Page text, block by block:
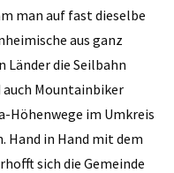
man auf fast dieselbe
aus ganz
Länder die Seilbahn
auch Mountainbiker
Höhenwege im Umkreis
Hand in Hand mit dem
sich die Gemeinde